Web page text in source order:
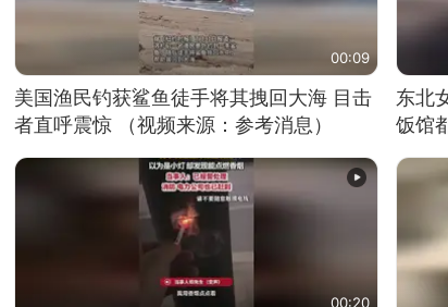
00:09
美国渔民钓获鲨鱼徒手将其拽回大海 目击
者直呼震惊 （视频来源：参考消息）
东北
饭馆
00:20